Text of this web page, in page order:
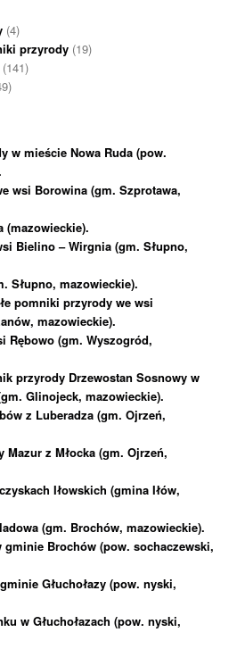
(4)
przyrody (19)
(141)
w mieście Nowa Ruda (pow.
wsi Borowina (gm. Szprotawa,
(mazowieckie).
Bielino – Wirgnia (gm. Słupno,
Słupno, mazowieckie).
pomniki przyrody we wsi
mazowieckie).
Rębowo (gm. Wyszogród,
przyrody Drzewostan Sosnowy w
Glinojeck, mazowieckie).
z Luberadza (gm. Ojrzeń,
Mazur z Młocka (gm. Ojrzeń,
Iłowskich (gmina Iłów,
(gm. Brochów, mazowieckie).
gminie Brochów (pow. sochaczewski,
Głuchołazy (pow. nyski,
w Głuchołazach (pow. nyski,